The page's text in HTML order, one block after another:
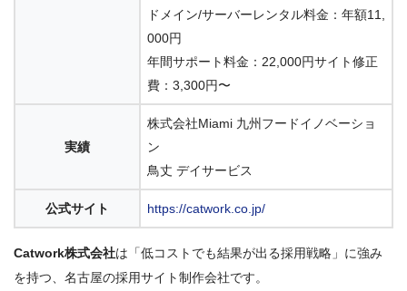
ドメイン/サーバーレンタル料金：年額11,
000円
年間サポート料金：22,000円サイト修正
費：3,300円〜
実績
株式会社Miami 九州フードイノベーショ
ン
鳥丈 デイサービス
公式サイト https://catwork.co.jp/
Catwork株式会社は「低コストでも結果が出る採用戦略」に強み
を持つ、名古屋の採用サイト制作会社です。